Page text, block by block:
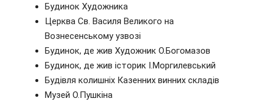
Будинок Художника
Церква Св. Василя Великого на
Вознесенському узвозі
Будинок, де жив Художник О.Богомазов
Будинок, де жив історик І.Моргилевський
Будівля колишніх Казенних винних складів
Музей О.Пушкіна